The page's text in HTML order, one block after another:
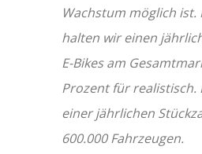
Wachstum möglich
halten wir einen
E-Bikes am
Prozent für realistisch.
einer jährlichen
600.000 Fahrzeugen.